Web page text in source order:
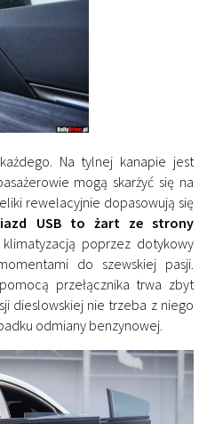
Na tylnej kanapie jest
mogą skarżyć się na
rewelacyjnie dopasowują się
USB to żart ze strony
poprzez dotykowy
do szewskiej pasji.
przełącznika trwa zbyt
dieslowskiej nie trzeba z niego
odmiany benzynowej.